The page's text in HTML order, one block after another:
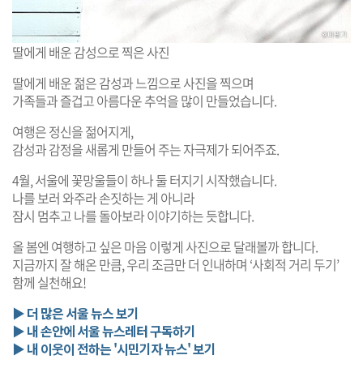
딸에게 배운 감성으로 찍은 사진
딸에게 배운 젊은 감성과 느낌으로 사진을 찍으며
가족들과 즐겁고 아름다운 추억을 많이 만들었습니다.
여행은 정신을 젊어지게,
감성과 감정을 새롭게 만들어 주는 자극제가 되어주죠.
4월, 서울에 꽃망울들이 하나 둘 터지기 시작했습니다.
나를 보러 와주라 손짓하는 게 아니라
잠시 멈추고 나를 돌아보라 이야기하는 듯합니다.
올 봄엔 여행하고 싶은 마음 이렇게 사진으로 달래볼까 합니다.
지금까지 잘 해온 만큼, 우리 조금만 더 인내하며 ‘사회적 거리 두기’
함께 실천해요!
▶ 더 많은 서울 뉴스 보기
▶ 내 손안에 서울 뉴스레터 구독하기
▶ 내 이웃이 전하는 '시민기자 뉴스' 보기